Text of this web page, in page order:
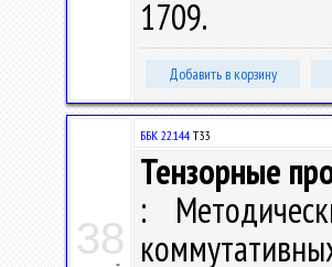
1709.
Добавить в корзину
38
ББК 22.144 Т33
Тензорные
: